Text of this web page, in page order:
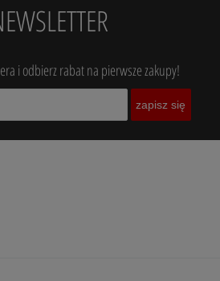
i odbierz rabat na pierwsze zakupy!
zapisz się